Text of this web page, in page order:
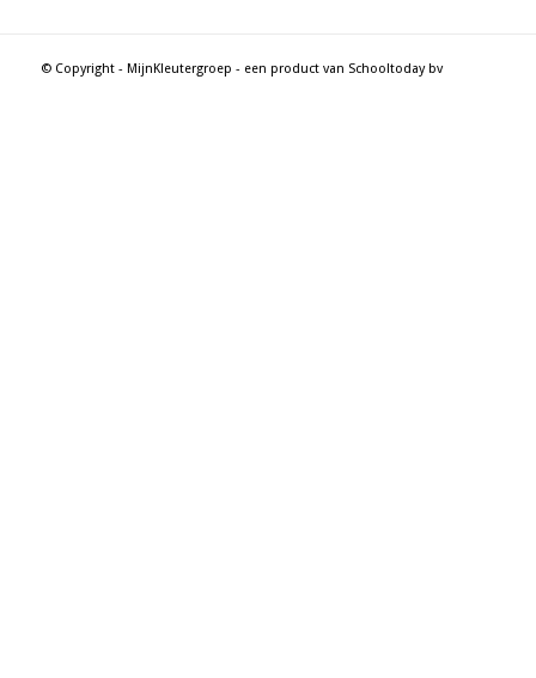
© Copyright - MijnKleutergroep - een product van Schooltoday bv